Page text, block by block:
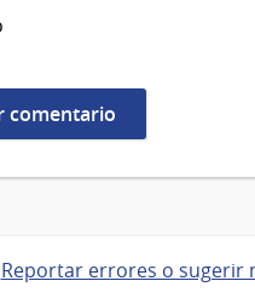
Reportar errores o sugerir